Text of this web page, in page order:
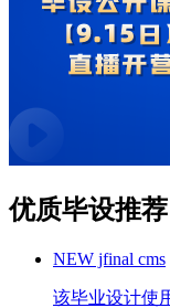
优质毕设推荐
NEW jfinal cms
该毕业设计使